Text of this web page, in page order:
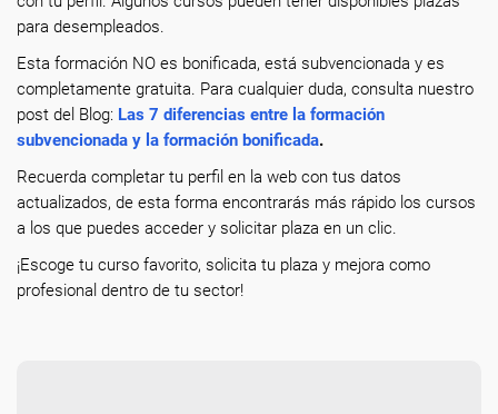
para desempleados.
Esta formación NO es bonificada, está subvencionada y es
completamente gratuita. Para cualquier duda, consulta nuestro
post del Blog: Las 7 diferencias entre la formación
subvencionada y la formación bonificada.
Recuerda completar tu perfil en la web con tus datos
actualizados, de esta forma encontrarás más rápido los cursos
a los que puedes acceder y solicitar plaza en un clic.
¡Escoge tu curso favorito, solicita tu plaza y mejora como
profesional dentro de tu sector!